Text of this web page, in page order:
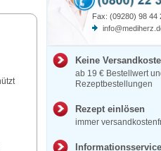
Fax: (09280) 98 44
Keine
ab 19 € Bestellwert
Rezeptbestellungen
Rezept einlösen
immer
Informationsservice